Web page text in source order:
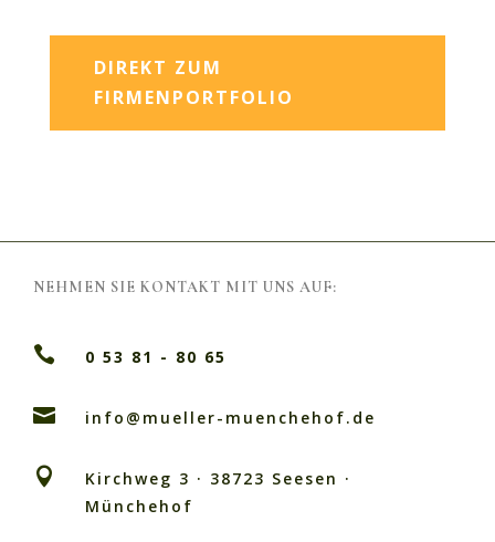
DIREKT ZUM
FIRMENPORTFOLIO
NEHMEN SIE KONTAKT MIT UNS AUF:
 0 53 81 - 80 65
 info@mueller-muenchehof.de

Kirchweg 3 · 38723 Seesen ·
Münchehof